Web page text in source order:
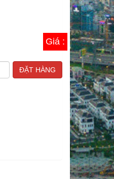
Giá :